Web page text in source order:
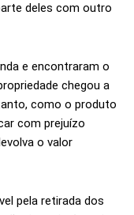
deles com outro
e encontraram o
chegou a
como o produto
com prejuízo
o valor
pela retirada dos